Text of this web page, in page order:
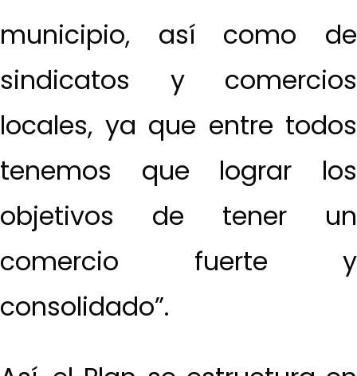
municipio, así como de
sindicatos y comercios
locales, ya que entre todos
tenemos que lograr los
objetivos de tener un
comercio fuerte y
consolidado”.